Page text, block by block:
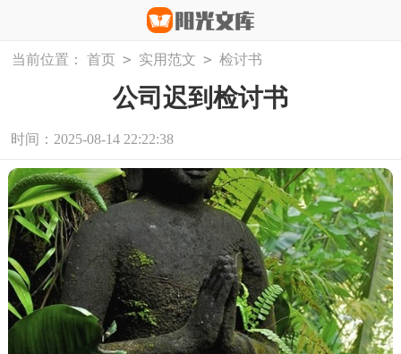
当前位置： 首页 > 实用范文 > 检讨书
公司迟到检讨书
时间：2025-08-14 22:22:38